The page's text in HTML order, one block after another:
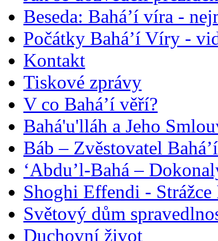
Beseda: Bahá’í víra -
Počátky Bahá’í Víry -
Kontakt
Tiskové zprávy
V co Bahá’í věří?
Bahá'u'lláh a Jeho
Báb – Zvěstovatel
‘Abdu’l-Bahá –
Shoghi Effendi -
Světový dům
Duchovní život